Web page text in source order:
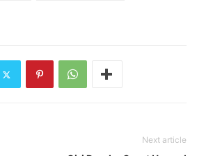
Next article